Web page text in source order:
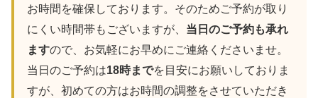
お時間を確保しております。そのためご予約が取り
にくい時間帯もございますが、 当日のご予約も承れ
ますので、お気軽にお早めにご連絡くださいませ。
当日のご予約は18時までを目安にお願いしておりま
すが、初めての方はお時間の調整をさせていただき